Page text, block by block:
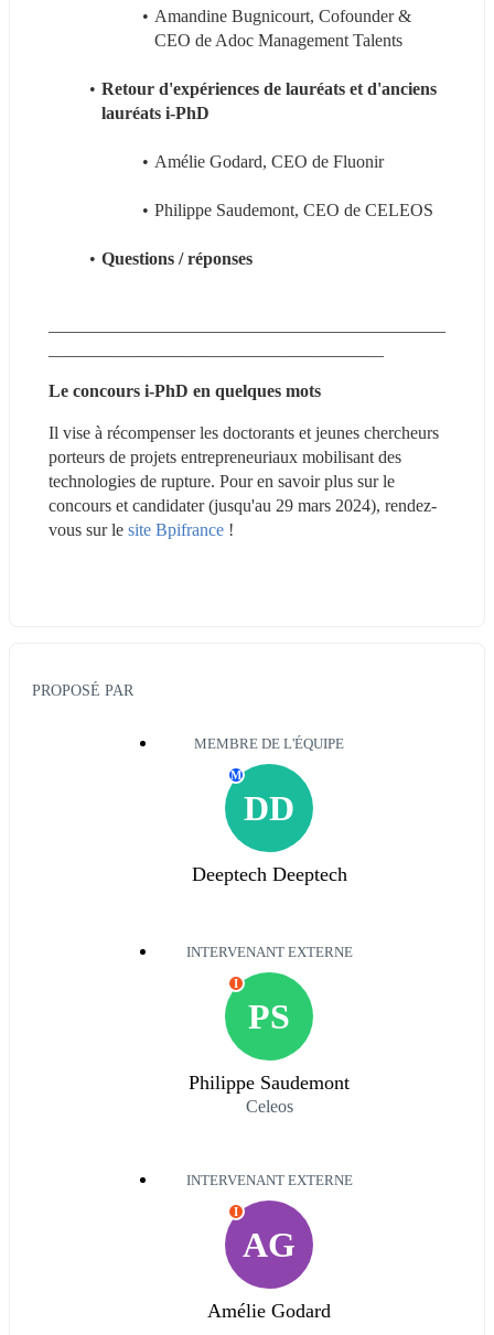
Amandine Bugnicourt, Cofounder &
CEO de Adoc Management Talents
Retour d'expériences de lauréats et d'anciens
lauréats i-PhD
Amélie Godard, CEO de Fluonir
Philippe Saudemont, CEO de CELEOS
Questions / réponses
Le concours i-PhD en quelques mots
Il vise à récompenser les doctorants et jeunes chercheurs
porteurs de projets entrepreneuriaux mobilisant des
technologies de rupture. Pour en savoir plus sur le
concours et candidater (jusqu'au 29 mars 2024), rendez-
vous sur le site Bpifrance !
PROPOSÉ PAR
MEMBRE DE L'ÉQUIPE
DD
M
Deeptech Deeptech
INTERVENANT EXTERNE
PS
I
Philippe Saudemont
Celeos
INTERVENANT EXTERNE
AG
I
Amélie Godard